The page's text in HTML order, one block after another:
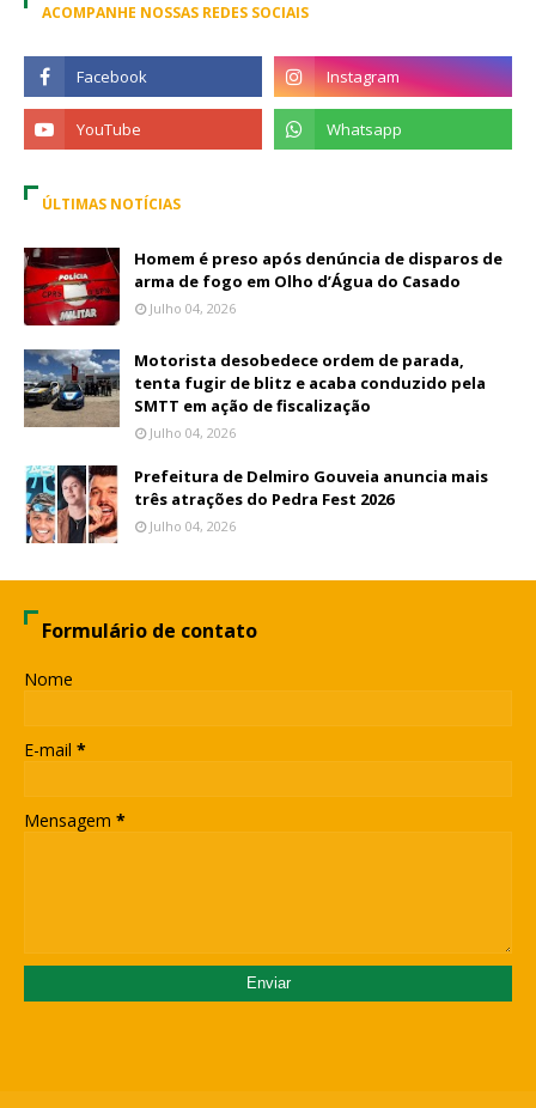
ACOMPANHE NOSSAS REDES SOCIAIS
ÚLTIMAS NOTÍCIAS
Homem é preso após denúncia de disparos de
arma de fogo em Olho d’Água do Casado
Julho 04, 2026
Motorista desobedece ordem de parada,
tenta fugir de blitz e acaba conduzido pela
SMTT em ação de fiscalização
Julho 04, 2026
Prefeitura de Delmiro Gouveia anuncia mais
três atrações do Pedra Fest 2026
Julho 04, 2026
Formulário de contato
Nome
E-mail *
Mensagem *